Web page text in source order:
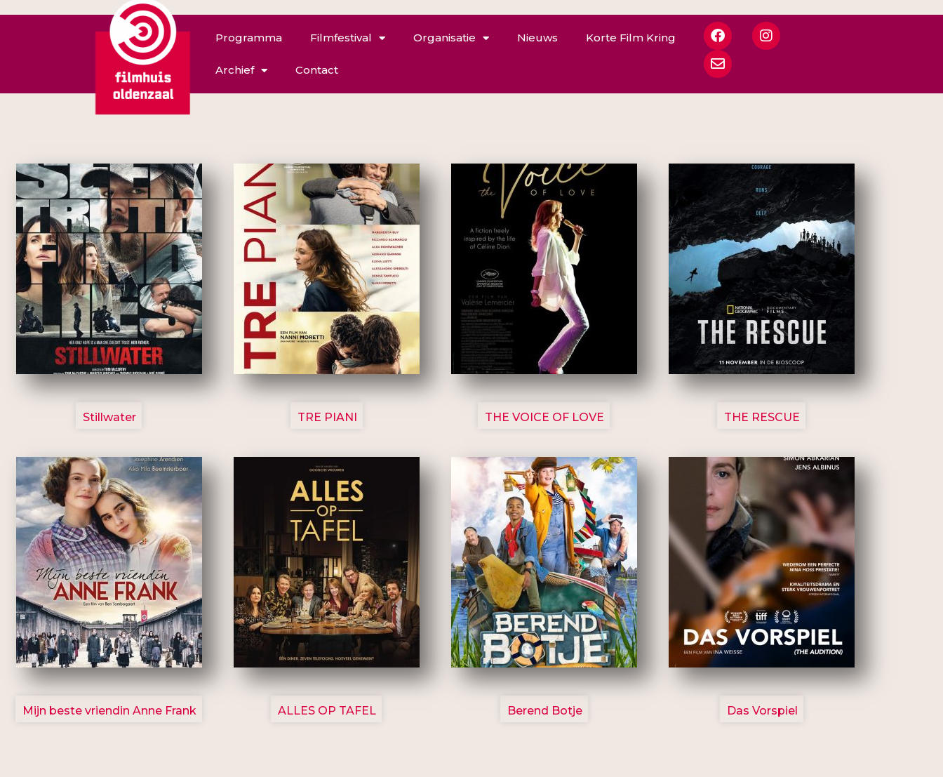
Programma Filmfestival Organisatie Nieuws Korte Film Kring
Archief Contact
3123
Stillwater
3129
TRE PIANI
3135
THE VOICE OF LOVE
3148
THE RESCUE
2757
Mijn beste vriendin Anne Frank
3154
ALLES OP TAFEL
2799
Berend Botje
2777
Das Vorspiel